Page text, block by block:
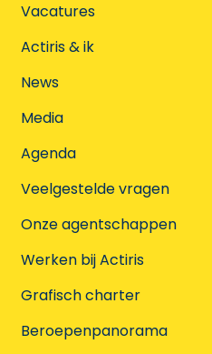
Vacatures
Actiris & ik
News
Media
Agenda
Veelgestelde vragen
Onze agentschappen
Werken bij Actiris
Grafisch charter
Beroepenpanorama